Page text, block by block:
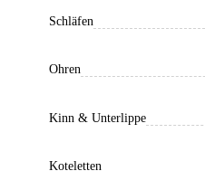
Schläfen
Ohren
Kinn & Unterlippe
Koteletten